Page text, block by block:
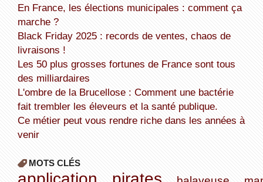
En France, les élections municipales : comment ça
marche ?
Black Friday 2025 : records de ventes, chaos de
livraisons !
Les 50 plus grosses fortunes de France sont tous
des milliardaires
L'ombre de la Brucellose : Comment une bactérie
fait trembler les éleveurs et la santé publique.
Ce métier peut vous rendre riche dans les années à
venir
MOTS CLÉS